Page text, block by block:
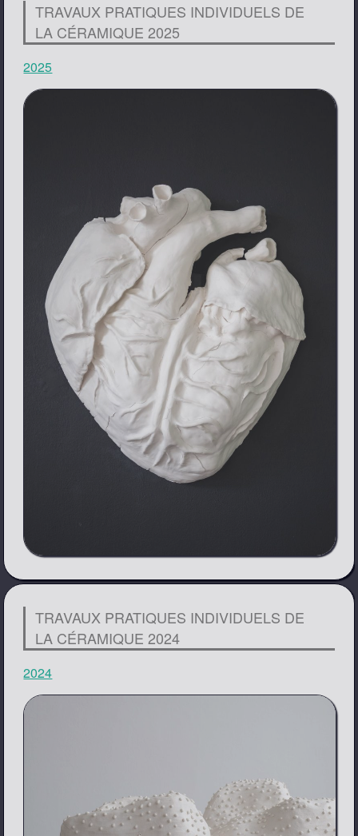
TRAVAUX PRATIQUES INDIVIDUELS DE
LA CÉRAMIQUE 2025
2025
TRAVAUX PRATIQUES INDIVIDUELS DE
LA CÉRAMIQUE 2024
2024